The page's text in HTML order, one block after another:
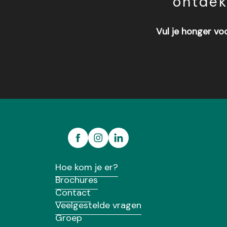
Vul je honger
Hoe kom je er?
Brochures
Contact
Veelgestelde vragen
Groep